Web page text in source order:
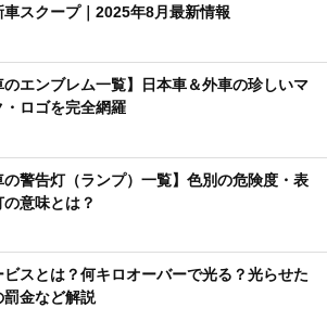
車スクープ｜2025年8月最新情報
のエンブレム一覧】日本車＆外車の珍しいマ
・ロゴを完全網羅
の警告灯（ランプ）一覧】色別の危険度・表
の意味とは？
ビスとは？何キロオーバーで光る？光らせた
罰金など解説